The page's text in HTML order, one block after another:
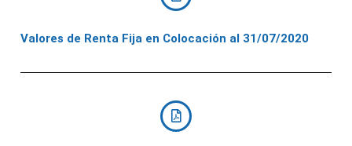
Valores de Renta Fija en Colocación al 31/07/2020